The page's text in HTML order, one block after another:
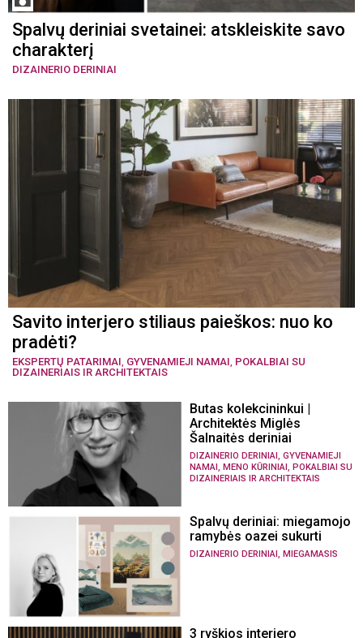
Spalvų deriniai svetainei: atskleiskite savo
charakterį
DIZAINERIO DERINIAI
Savito interjero stiliaus paieškos: nuo ko
pradėti?
EKSPERTŲ PATARIMAI, GYVENAMIEJI NAMAI, POKALBIAI SU
DIZAINERIAIS IR ARCHITEKTAIS
Butas kolekcininkui |
Architektės Miglės
Šalnaitės deriniai
DIZAINERIO DERINIAI , GYVENAMIEJI
NAMAI , MENO KŪRINIAI , POKALBIAI SU
DIZAINERIAIS IR ARCHITEKTAIS
Spalvų deriniai: miegamojo
ramybės oazei sukurti
DIZAINERIO DERINIAI MIEGAMASIS
3 ryškios interjero